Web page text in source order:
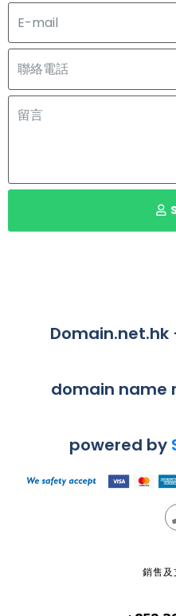
domain name
powered by
銷售及